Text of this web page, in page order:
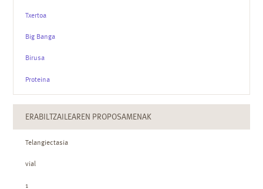
Txertoa
Big Banga
Birusa
Proteina
ERABILTZAILEAREN PROPOSAMENAK
Telangiectasia
vial
1